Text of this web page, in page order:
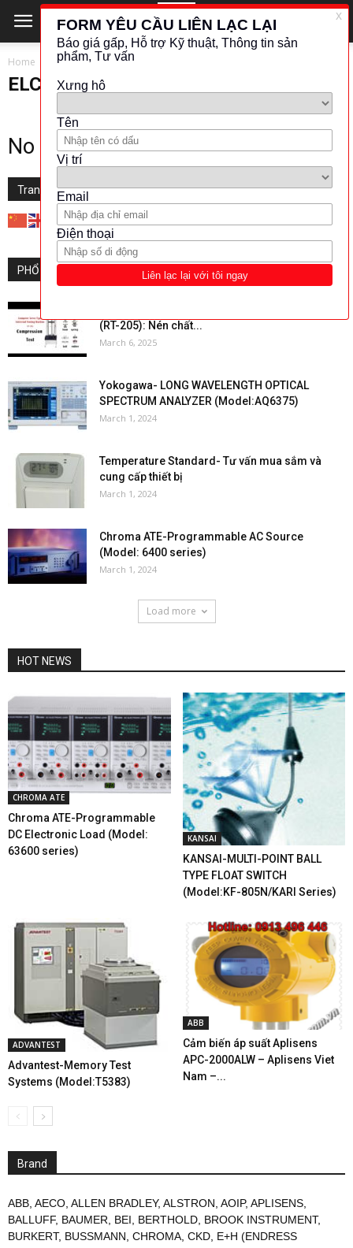
Home ELCO
ELCO
No posts to display
Translate this website
PHỔ BIẾN
(RT-205): Nén chất...
March 6, 2025
Yokogawa- LONG WAVELENGTH OPTICAL
SPECTRUM ANALYZER (Model:AQ6375)
March 1, 2024
Temperature Standard- Tư vấn mua sắm và
cung cấp thiết bị
March 1, 2024
Chroma ATE-Programmable AC Source
(Model: 6400 series)
March 1, 2024
Load more
HOT NEWS
CHROMA ATE
Chroma ATE-Programmable
DC Electronic Load (Model:
63600 series)
KANSAI
KANSAI-MULTI-POINT BALL
TYPE FLOAT SWITCH
(Model:KF-805N/KARI Series)
ADVANTEST
Advantest-Memory Test
Systems (Model:T5383)
ABB
Cảm biến áp suất Aplisens
APC-2000ALW – Aplisens Viet
Nam –...
Brand
ABB AECO ALLEN BRADLEY, ALSTRON AOIP, APLISENS
BALLUFF, BAUMER BEI BERTHOLD BROOK INSTRUMENT,
BURKERT, BUSSMANN CHROMA CKD E+H (ENDRESS